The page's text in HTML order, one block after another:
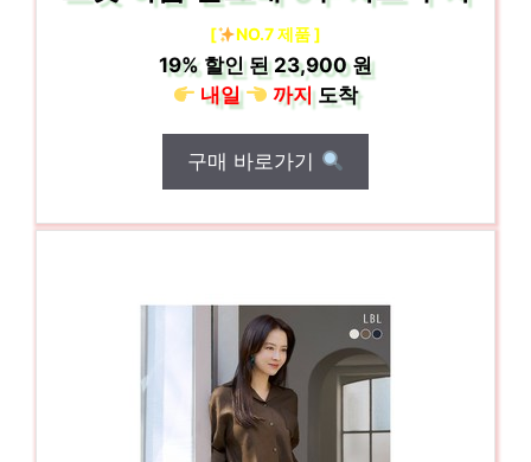
[ NO.7 제품 ]
19%할인 된23,900 원
내일
까지도착
구매 바로가기